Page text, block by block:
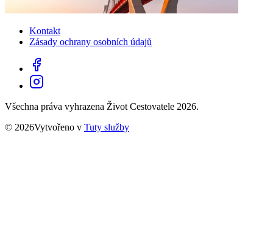
Kontakt
Zásady ochrany osobních údajů
Všechna práva vyhrazena Život Cestovatele 2026.
© 2026Vytvořeno v Tuty služby